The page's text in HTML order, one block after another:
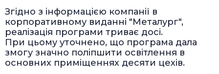
Згідно з інформацією компанії в
корпоративному виданні "Металург",
реалізація програми триває досі.
При цьому уточнено, що програма дала
змогу значно поліпшити освітлення в
основних приміщеннях десяти цехів.